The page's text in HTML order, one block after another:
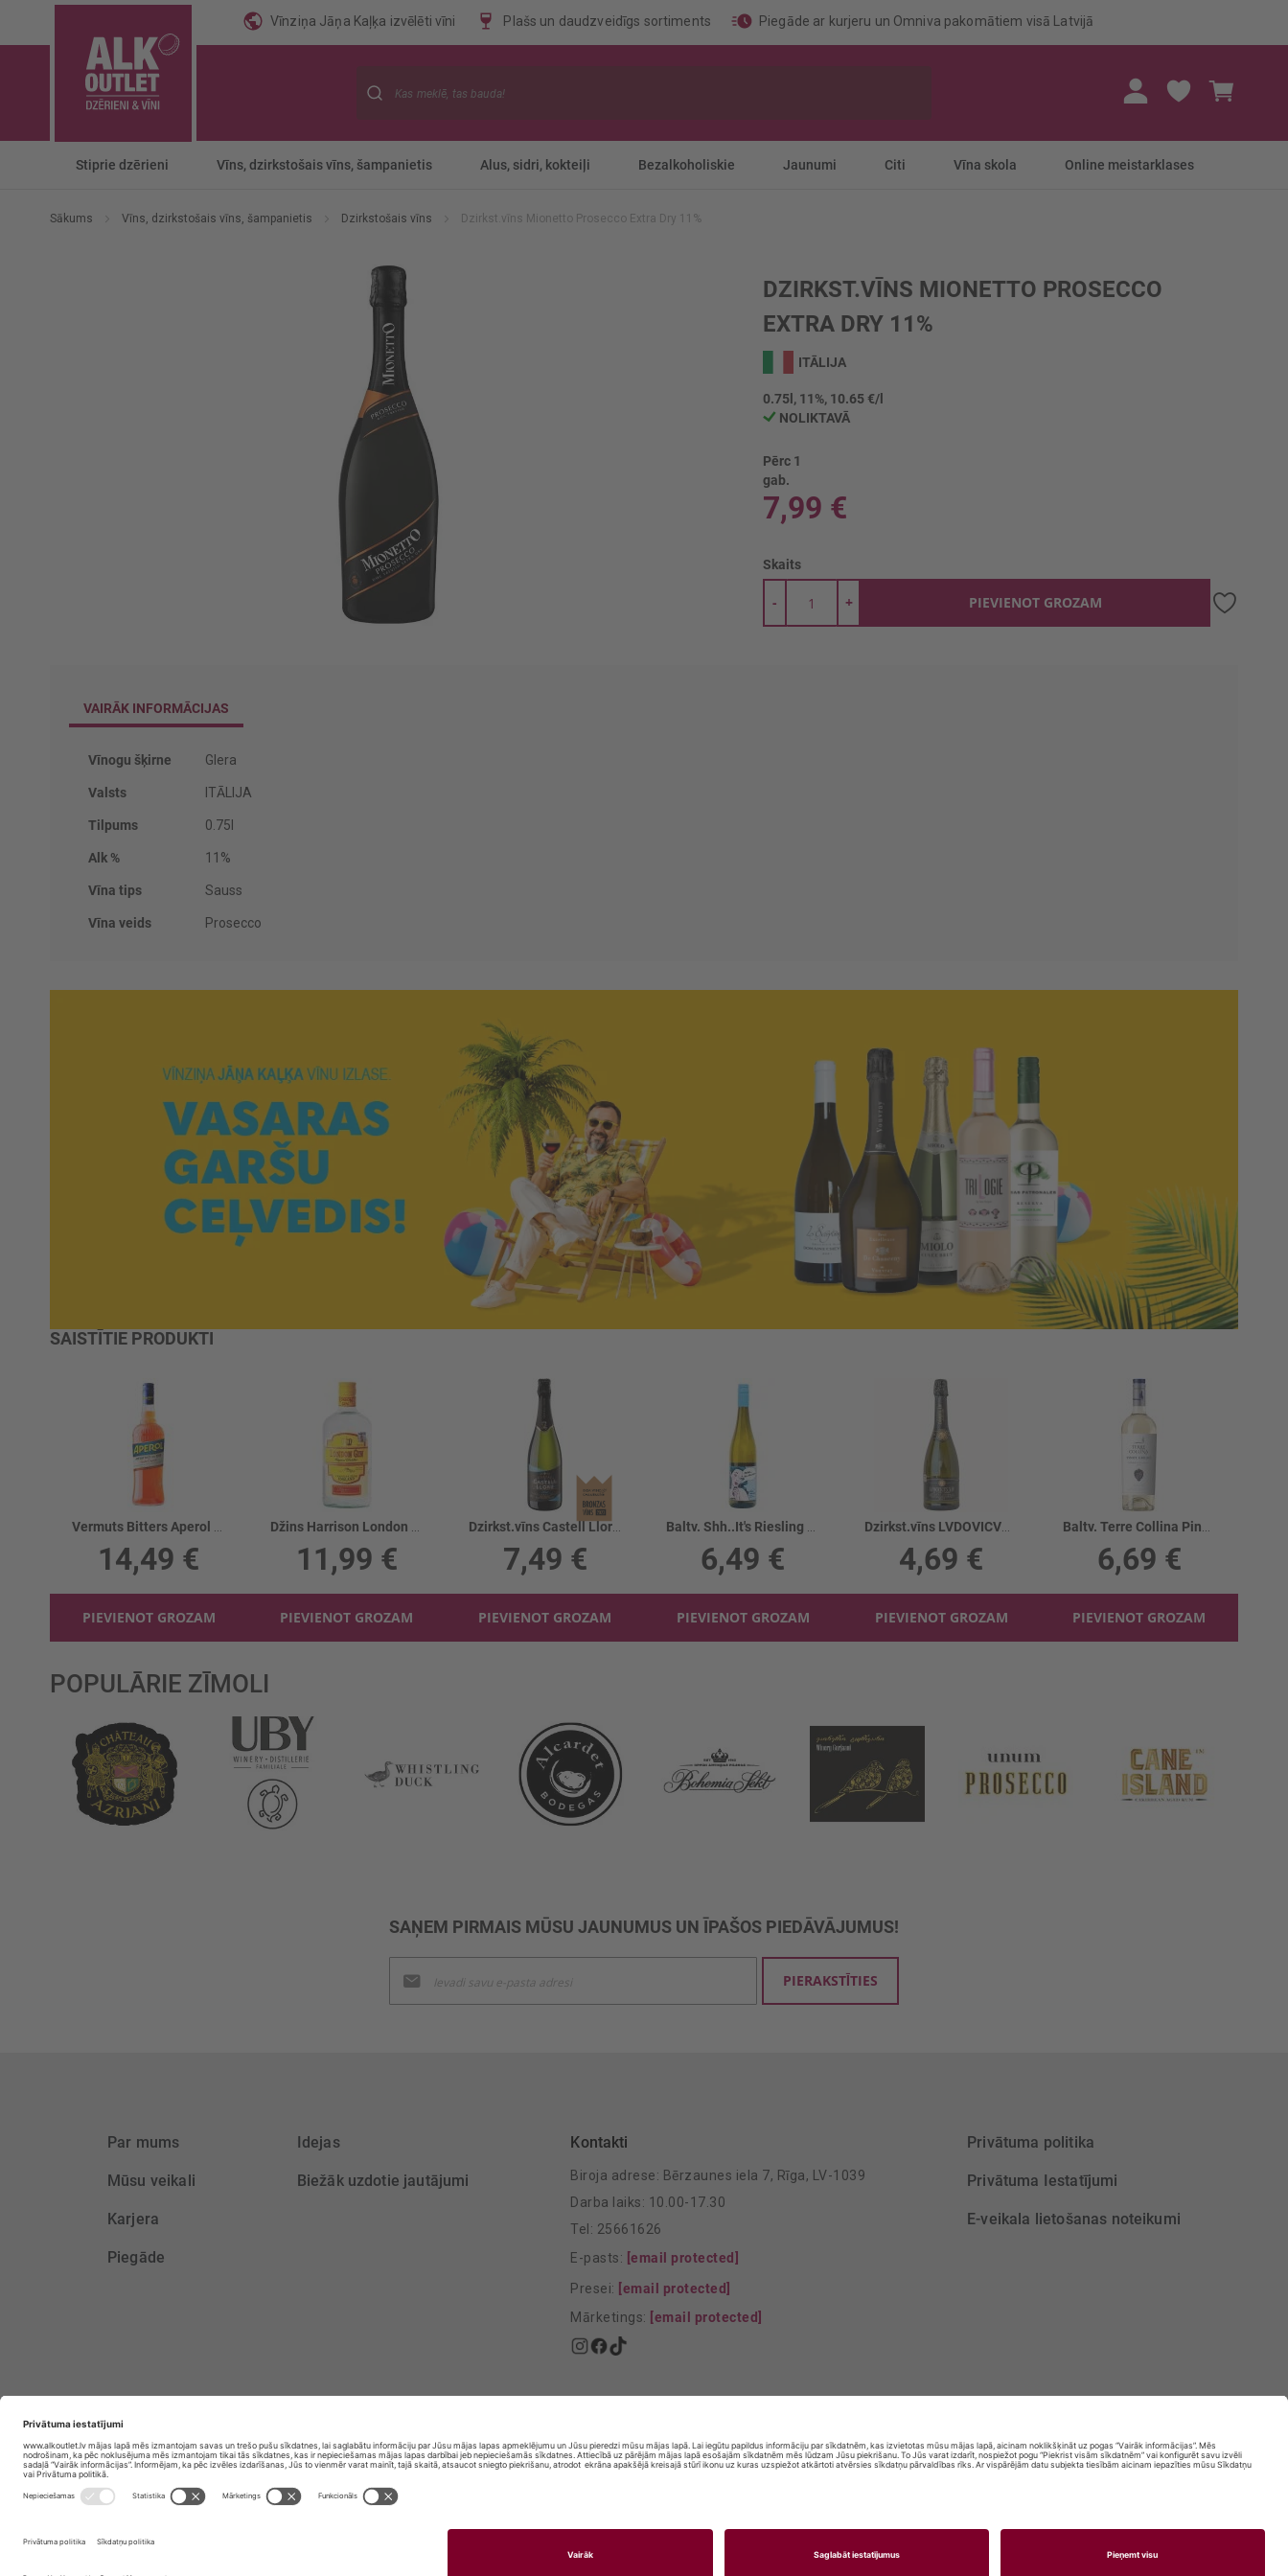
Vīnziņa Jāņa Kaļķa izvēlēti vīni Plašs un daudzveidīgs sortiments Piegāde ar kurjeru un Omniva pakomātiem visā Latvijā
Stiprie dzērieni Vīns, dzirkstošais vīns, šampanietis Alus, sidri, kokteiļi Bezalkoholiskie Jaunumi Citi Vīna skola Online meistarklases
Sākums Vīns, dzirkstošais vīns, šampanietis Dzirkstošais vīns Dzirkst.vīns Mionetto Prosecco Extra Dry 11%
DZIRKST.VĪNS MIONETTO PROSECCO
EXTRA DRY 11%
sākumu
ITĀLIJA
0.75l, 11%, 10.65 €/l
NOLIKTAVĀ
Pērc 1
gab.
7,99 €
Skaits
+
- PIEVIENOT GROZAM
VAIRĀK INFORMĀCIJAS
Vairāk
Vīnogu šķirne Glera
Valsts ITĀLIJA
Tilpums 0.75l
Alk % 11%
Vīna tips Sauss
Vīna veids Prosecco
SAISTĪTIE PRODUKTI
Vermuts Bitters Aperol 11%
14,49 €
PIEVIENOT GROZAM
Džins Harrison London 37.5%
11,99 €
PIEVIENOT GROZAM
Dzirkst.vīns Castell Llord Cava Brut 11.5%
7,49 €
PIEVIENOT GROZAM
Baltv. Shh..It's Riesling Qualitatswein11.5%
6,49 €
PIEVIENOT GROZAM
Dzirkst.vīns LVDOVICVS XIV Brut 11%
4,69 €
PIEVIENOT GROZAM
Baltv. Terre Collina Pinot Grigio Sicil. 12%
6,69 €
PIEVIENOT GROZAM
POPULĀRIE ZĪMOLI
SAŅEM PIRMAIS MŪSU JAUNUMUS UN ĪPAŠOS PIEDĀVĀJUMUS!
jaunumu
saņemšanai:
PIERAKSTĪTIES
Par mums
Mūsu veikali
Karjera
Piegāde
Idejas
Biežāk uzdotie jautājumi
Kontakti
Biroja adrese: Bērzaunes iela 7, Rīga, LV-1039
Darba laiks: 10.00-17.30
Tel: 25661626
E-pasts: [email protected]
Presei: [email protected]
Mārketings: [email protected]
Privātuma politika
Privātuma Iestatījumi
E-veikala lietošanas noteikumi